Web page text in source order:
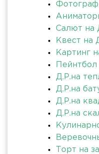
Фотограф
Салют на
Квест на
Картинг
Д.Р.на
Д.Р.на
Д.Р.на
Д.Р.на
Торт на